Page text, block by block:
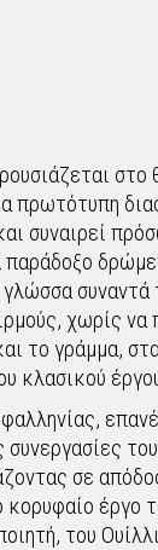
στο
πρωτότυπη
συναιρεί
παράδοξο
συναντά
χωρίς να
το γράμμα,
κλασικού
συνεργασίες
σε
έργο
του